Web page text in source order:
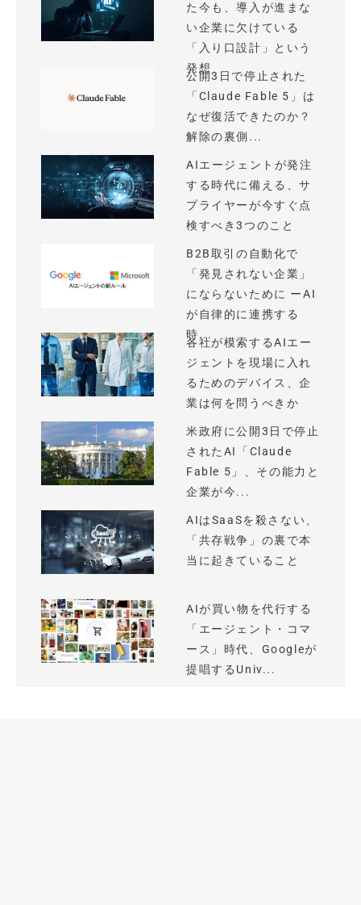
た今も、導入が進まな
い企業に欠けている
「入り口設計」という
発想
公開3日で停止された
「Claude Fable 5」は
なぜ復活できたのか？
解除の裏側...
AIエージェントが発注
する時代に備える、サ
プライヤーが今すぐ点
検すべき3つのこと
B2B取引の自動化で
「発見されない企業」
にならないために ーAI
が自律的に連携する
時...
各社が模索するAIエー
ジェントを現場に入れ
るためのデバイス、企
業は何を問うべきか
米政府に公開3日で停止
されたAI「Claude
Fable 5」、その能力と
企業が今...
AIはSaaSを殺さない、
「共存戦争」の裏で本
当に起きていること
AIが買い物を代行する
「エージェント・コマ
ース」時代、Googleが
提唱するUniv...